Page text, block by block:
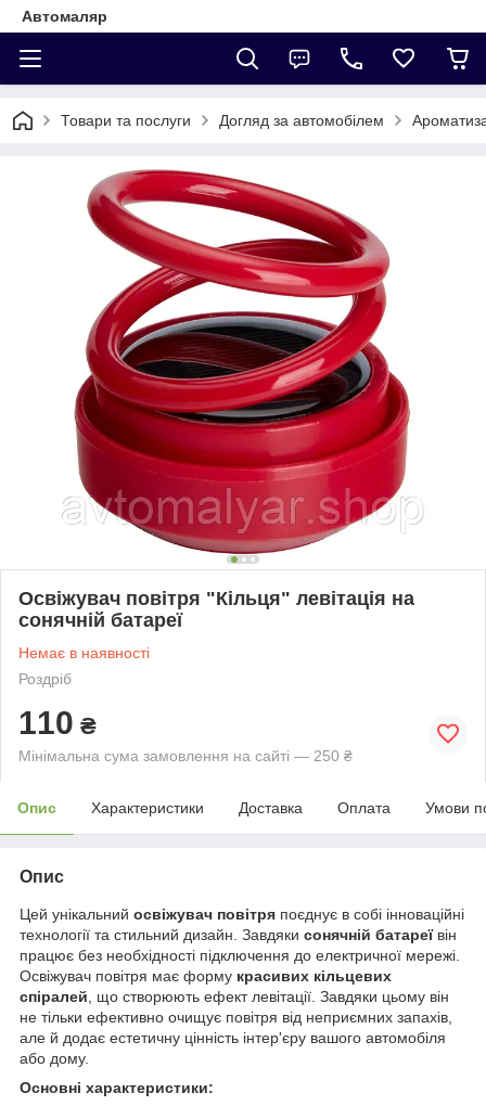
Автомаляр
Товари та послуги Догляд за автомобілем
Освіжувач повітря "Кільця" левітація на
сонячній батареї
Немає в наявності
Роздріб
110 ₴
Мінімальна сума замовлення на сайті — 250 ₴
Опис Характеристики Доставка Оплата Умови
Опис
Цей унікальний освіжувач повітря поєднує в собі інноваційні
технології та стильний дизайн. Завдяки сонячній батареївін
працює без необхідності підключення до електричної мережі.
Освіжувач повітря має форму красивих кільцевих
спіралей , що створюють ефект левітації. Завдяки цьому він
не тільки ефективно очищує повітря від неприємних запахів,
але й додає естетичну цінність інтер'єру вашого автомобіля
або дому.
Основні характеристики: